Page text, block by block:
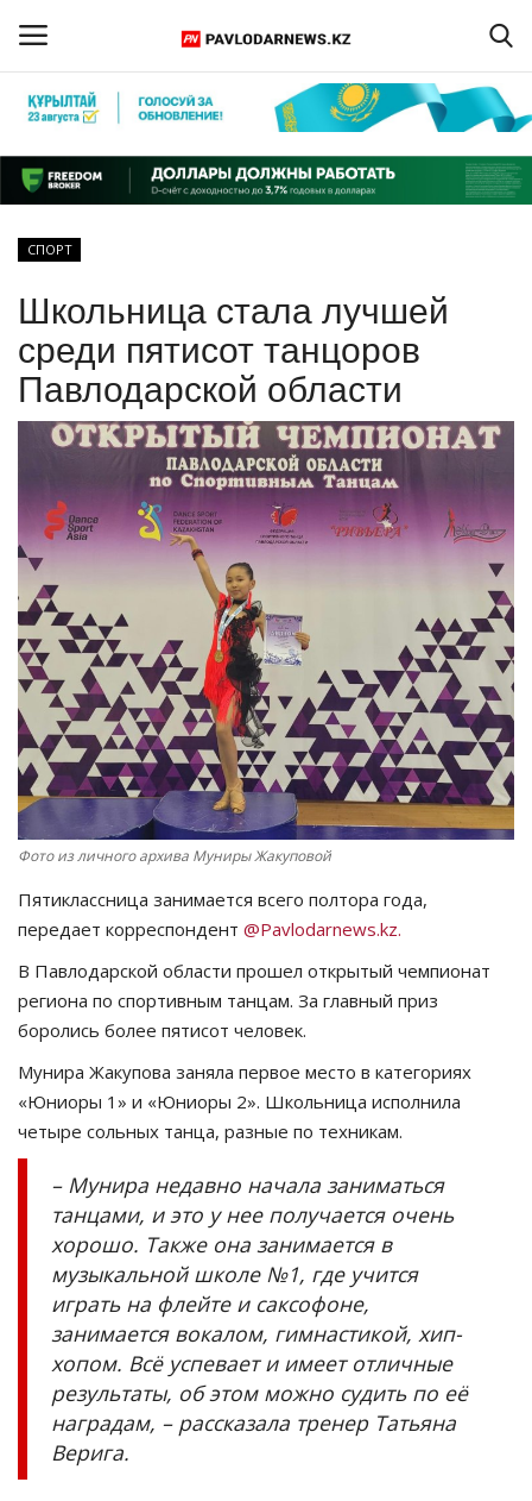
Регистрация
Главная
ПАВЛОДАРСКАЯ ОБЛАСТЬ
КАЗАХСТАН
МИР
СПЕЦПРОЕКТЫ
СПОРТ
Чек-лист
РАЗВЛЕЧЕНИЯ
OFFICIAL
Курултай
Қазақша Русский
СПОРТ
Школьница стала лучшей
среди пятисот танцоров
Павлодарской области
Фото из личного архива Муниры Жакуповой
Пятиклассница занимается всего полтора года,
передает корреспондент @Pavlodarnews.kz.
В Павлодарской области прошел открытый чемпионат
региона по спортивным танцам. За главный приз
боролись более пятисот человек.
Мунира Жакупова заняла первое место в категориях
«Юниоры 1» и «Юниоры 2». Школьница исполнила
четыре сольных танца, разные по техникам.
– Мунира недавно начала заниматься
танцами, и это у нее получается очень
хорошо. Также она занимается в
музыкальной школе №1, где учится
играть на флейте и саксофоне,
занимается вокалом, гимнастикой, хип-
хопом. Всё успевает и имеет отличные
результаты, об этом можно судить по её
наградам, – рассказала тренер Татьяна
Верига.